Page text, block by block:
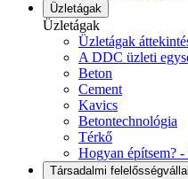
Üzletágak
Üzletágak
Üzletágak
A DDC üzleti
Beton
Cement
Kavics
Betontechnológia
Térkő
Hogyan építsem? -
Társadalmi